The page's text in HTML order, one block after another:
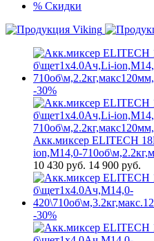
% Скидки
-30%
Акк.миксер ELITECH
ion,М14,0-
10 430 руб. 14 900 руб.
-30%